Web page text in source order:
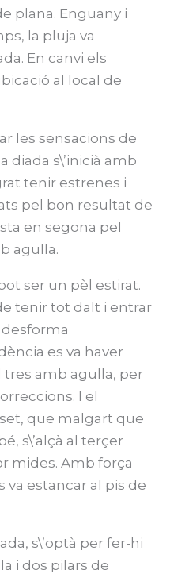
plana. Enguany i
la pluja va
En canvi els
al local de
les sensacions de
diada s\’inicià amb
tenir estrenes i
pel bon resultat de
en segona pel
agulla.
ser un pèl estirat.
tenir tot dalt i entrar
desforma
es va haver
tres amb agulla, per
I el
que malgart que
s\’alçà al terçer
mides. Amb força
va estancar al pis de
s\’optà per fer-hi
i dos pilars de